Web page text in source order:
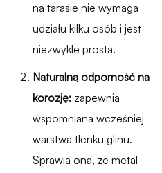
na tarasie nie wymaga
udziału kilku osób i jest
niezwykle prosta.
Naturalną odporność na
korozję: zapewnia
wspomniana wcześniej
warstwa tlenku glinu.
Sprawia ona, że metal